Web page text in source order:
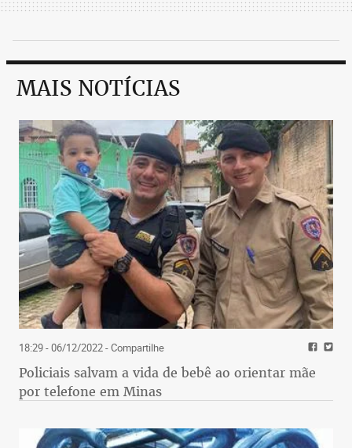
MAIS NOTÍCIAS
18:29 - 06/12/2022- Compartilhe
Policiais salvam a vida de bebê ao orientar mãe
por telefone em Minas